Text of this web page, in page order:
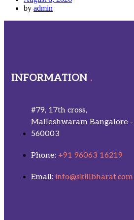
by admin
INFORMATION
#79, 17th cross,
Malleshwaram Bangalore -
560003
Phone: +91 96063 16219
Email: info@skillbharat.com